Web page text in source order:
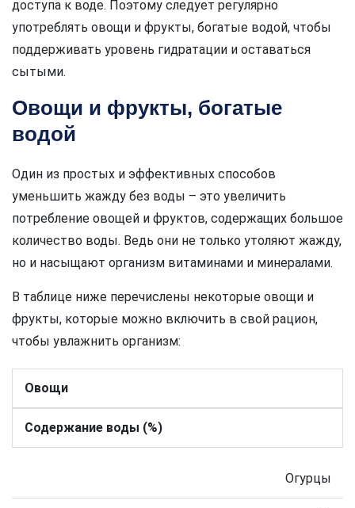
доступа к воде. Поэтому следует регулярно
употреблять овощи и фрукты, богатые водой, чтобы
поддерживать уровень гидратации и оставаться
сытыми.
Овощи и фрукты, богатые
водой
Один из простых и эффективных способов
уменьшить жажду без воды – это увеличить
потребление овощей и фруктов, содержащих большое
количество воды. Ведь они не только утоляют жажду,
но и насыщают организм витаминами и минералами.
В таблице ниже перечислены некоторые овощи и
фрукты, которые можно включить в свой рацион,
чтобы увлажнить организм:
Овощи
Содержание воды (%)
Огурцы